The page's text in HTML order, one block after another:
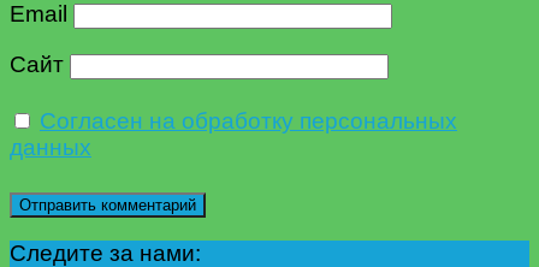
Email
Сайт
Согласен на обработку персональных
данных
Следите за нами: